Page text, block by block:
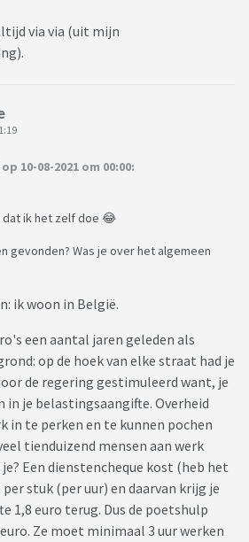
via via (uit mijn
10-08-2021 om 00:00:
ik het zelf doe 😂
gevonden? Was je over het algemeen
ik woon in België.
een aantal jaren geleden als
op de hoek van elke straat had je
de regering gestimuleerd want, je
in je belastingsaangifte. Overheid
in te perken en te kunnen pochen
tienduizend mensen aan werk
Een dienstencheque kost (heb het
stuk (per uur) en daarvan krijg je
1,8 euro terug. Dus de poetshulp
Ze moet minimaal 3 uur werken